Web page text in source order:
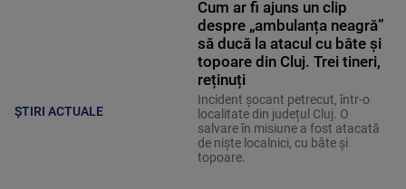
ȘTIRI ACTUALE
Cum ar fi ajuns un clip
despre „ambulanța neagră”
să ducă la atacul cu bâte și
topoare din Cluj. Trei tineri,
reținuți
Incident șocant petrecut, într-o
localitate din județul Cluj. O
salvare în misiune a fost atacată
de niște localnici, cu bâte și
topoare.